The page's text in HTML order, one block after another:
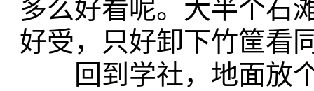
多么好看呢。大半个石
好受，只好卸下竹筐看
回到学社，地面放个